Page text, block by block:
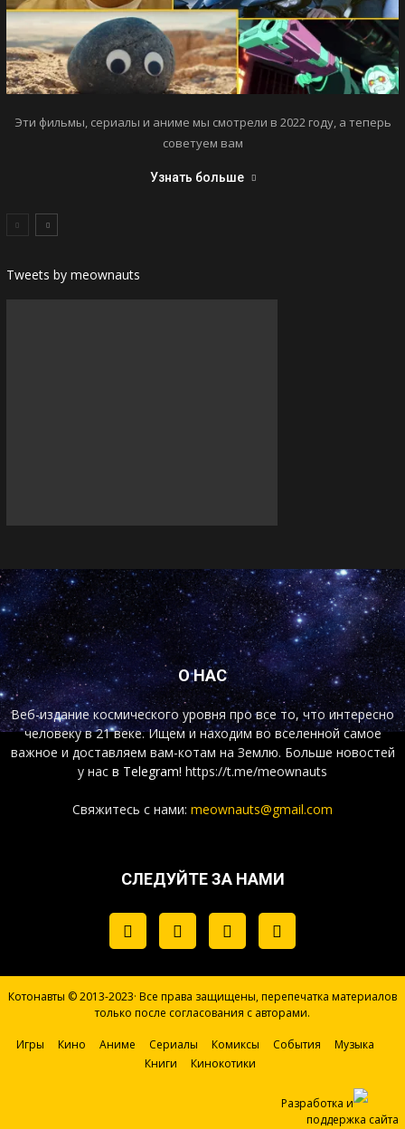
Эти фильмы, сериалы и аниме мы смотрели в 2022 году, а теперь
советуем вам
Узнать больше
Tweets by meownauts
О НАС
Веб-издание космического уровня про все то, что интересно
человеку в 21 веке. Ищем и находим во вселенной самое
важное и доставляем вам-котам на Землю. Больше новостей
у нас в Telegram! https://t.me/meownauts
Свяжитесь с нами: meownauts@gmail.com
СЛЕДУЙТЕ ЗА НАМИ
Котонавты © 2013-2023· Все права защищены, перепечатка материалов
только после согласования с авторами.
Игры Кино Аниме Сериалы Комиксы События
Музыка
Книги
Кинокотики
Разработка и
поддержка сайта